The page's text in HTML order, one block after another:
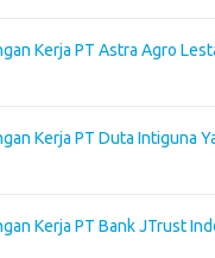
Kerja PT Astra Agro
Kerja PT Duta Intiguna
Kerja PT Bank JTrust